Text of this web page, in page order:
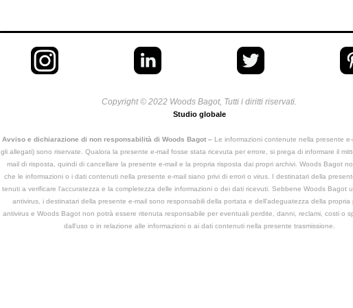
Copyright © 2022 Woods Bagot, Tutti i diritti riservati.
Studio globale
Avviso e dichiarazione di non responsabilità di Woods Bagot –Le informazioni contenute nella presente e-
gli allegati) sono riservate. Qualora la presente e-mail fosse stata ricevuta per errore, si prega di informare il
mail di risposta, quindi di cancellare la presente e-mail e la propria risposta dai propri archivi. Woods Bagot
che le informazioni o i dati contenuti nella presente e-mail siano privi di errori o virus. I destinatari della
tenuti a verificare l'accuratezza e la completezza delle informazioni o dei dati ricevuti. Sebbene Woods Bagot
antivirus, i destinatari della presente e-mail sono responsabili della portata e dell'adeguatezza della propria
antivirus e Woods Bagot non potrà essere ritenuta responsabile per eventuali perdite, danni, reclami, costi o
dall'uso o in relazione alle informazioni o ai dati contenuti nella presente trasmissione.